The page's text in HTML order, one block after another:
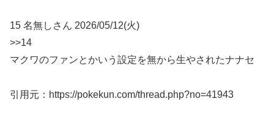
15 名無しさん 2026/05/12(火)
>>14
マクワのファンとかいう設定を無から生やされたナナセ
引用元：https://pokekun.com/thread.php?no=41943